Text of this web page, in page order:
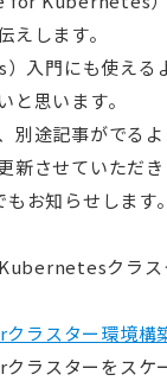
えします。
入門にも使える
と思います。
別途記事がでる
新させていただき
お知らせします
Kubernetesクラ
ラスター環境構
クラスターをスケ